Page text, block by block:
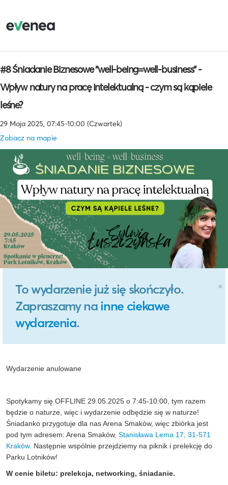
#8 Śniadanie Biznesowe "well-being=well-business" -
Wpływ natury na pracę intelektualną - czym są kąpiele
leśne?
29 Maja 2025, 07:45-10:00 (Czwartek)
Zobacz na mapie
×
To wydarzenie już się skończyło.
Zapraszamy na inne ciekawe
wydarzenia.
Wydarzenie anulowane
Spotykamy się OFFLINE 29.05.2025 o 7:45-10:00, tym razem
będzie o naturze, więc i wydarzenie odbędzie się w naturze!
Śniadanko przygotuje dla nas Arena Smaków, więc zbiórka jest
pod tym adresem: Arena Smaków, Stanisława Lema 17, 31-571
Kraków. Następnie wspólnie przejdziemy na piknik i prelekcję do
Parku Lotników!
W cenie biletu: prelekcja, networking, śniadanie.